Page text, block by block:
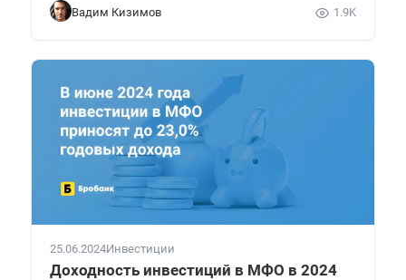
Вадим Кизимов 1.9K
25.06.2024Инвестиции
Доходность инвестиций в МФО в 2024